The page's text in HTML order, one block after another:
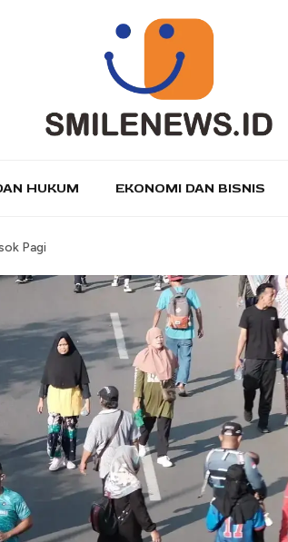
HUKUM EKONOMI DAN BISNIS
Pagi